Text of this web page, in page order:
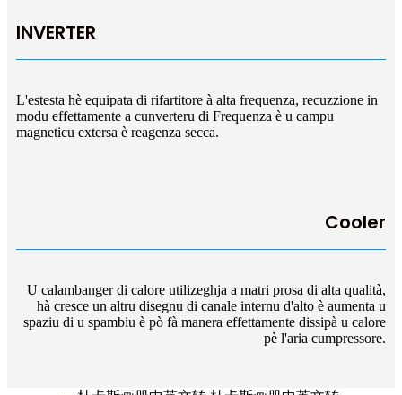
INVERTER
L'estesta hè equipata di rifartitore à alta frequenza, recuzzione in
modu effettamente a cunverteru di Frequenza è u campu
magneticu extersa è reagenza secca.
Cooler
U calambanger di calore utilizeghja a matri prosa di alta qualità,
hà cresce un altru disegnu di canale internu d'alto è aumenta u
spaziu di u spambiu è pò fà manera effettamente dissipà u calore
pè l'aria cumpressore.